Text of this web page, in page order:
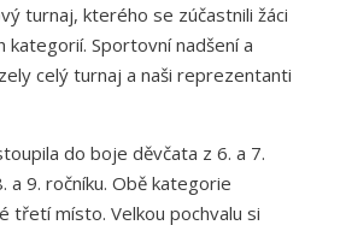
turnaj, kterého se zúčastnili žáci
kategorií. Sportovní nadšení a
celý turnaj a naši reprezentanti
do boje děvčata z 6. a 7.
a 9. ročníku. Obě kategorie
třetí místo. Velkou pochvalu si